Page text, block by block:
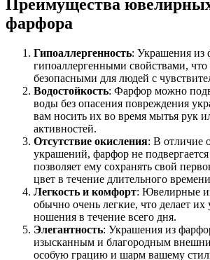
Преимущества
фарфора
Гипоаллергенность: Украшения из
гипоаллергенными свойствами, что
безопасными для людей с
Водостойкость: Фарфор можно
воды без опасения повреждения
вам носить их во время мытья рук
активностей.
Отсутствие окисления: В отличие
украшений, фарфор не
позволяет ему сохранять свой
цвет в течение длительного
Легкость и комфорт: Ювелирные
обычно очень легкие, что делает
ношения в течение всего дня.
Элегантность: Украшения из
изысканным и благородным
особую грацию и шарм вашему